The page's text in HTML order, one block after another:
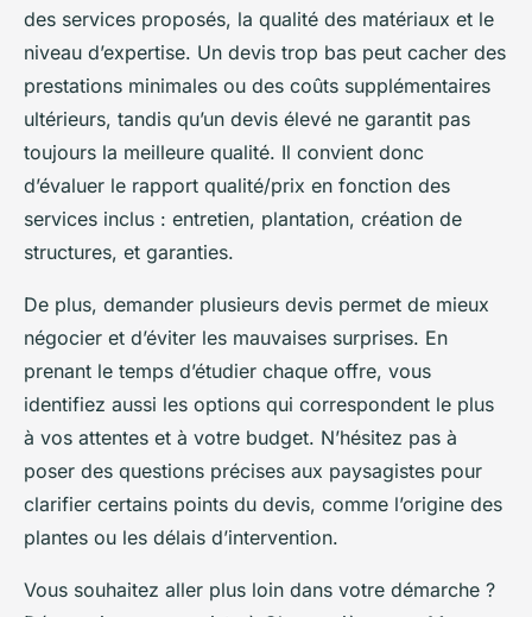
des services proposés, la qualité des matériaux et le
niveau d’expertise. Un devis trop bas peut cacher des
prestations minimales ou des coûts supplémentaires
ultérieurs, tandis qu’un devis élevé ne garantit pas
toujours la meilleure qualité. Il convient donc
d’évaluer le rapport qualité/prix en fonction des
services inclus : entretien, plantation, création de
structures, et garanties.
De plus, demander plusieurs devis permet de mieux
négocier et d’éviter les mauvaises surprises. En
prenant le temps d’étudier chaque offre, vous
identifiez aussi les options qui correspondent le plus
à vos attentes et à votre budget. N’hésitez pas à
poser des questions précises aux paysagistes pour
clarifier certains points du devis, comme l’origine des
plantes ou les délais d’intervention.
Vous souhaitez aller plus loin dans votre démarche ?